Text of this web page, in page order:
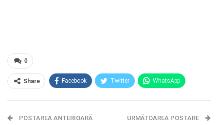
0
Share Facebook Twitter WhatsApp
Telegram OK.ru
POSTAREA ANTERIOARĂ URMĂTOAREA POSTARE